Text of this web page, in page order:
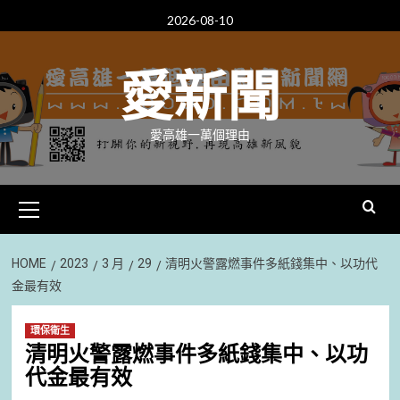
to
2026-08-10
愛新聞
愛高雄一萬個理由
Menu
HOME 2023 3 月 29
清明火警露燃事件多紙錢集中、以功代
金最有效
環保衛生
清明火警露燃事件多紙錢集中、以功
代金最有效